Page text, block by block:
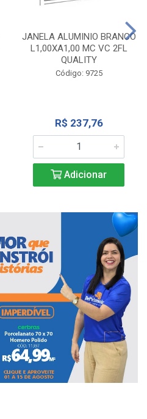
JANELA ALUMINIO BRANCO
L1,00XA1,00 MC VC 2FL
QUALITY
Código: 9725
R$ 237,76
Adicionar